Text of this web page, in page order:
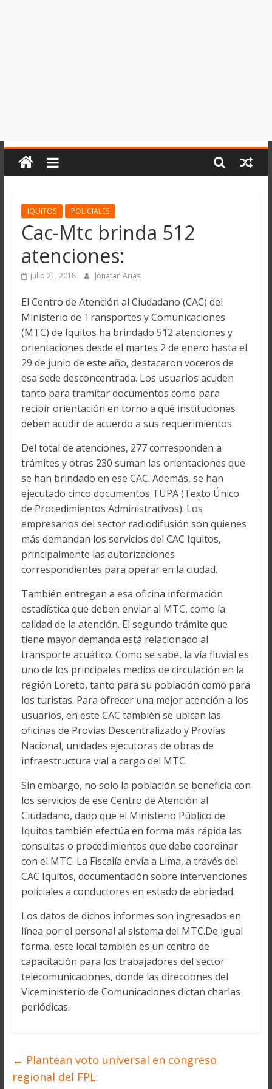
IQUITOS POLICIALES
Cac-Mtc brinda 512
atenciones:
julio 21, 2018 Jonatan Arias
El Centro de Atención al Ciudadano (CAC) del
Ministerio de Transportes y Comunicaciones
(MTC) de Iquitos ha brindado 512 atenciones y
orientaciones desde el martes 2 de enero hasta el
29 de junio de este año, destacaron voceros de
esa sede desconcentrada. Los usuarios acuden
tanto para tramitar documentos como para
recibir orientación en torno a qué instituciones
deben acudir de acuerdo a sus requerimientos.
Del total de atenciones, 277 corresponden a
trámites y otras 230 suman las orientaciones que
se han brindado en ese CAC. Además, se han
ejecutado cinco documentos TUPA (Texto Único
de Procedimientos Administrativos). Los
empresarios del sector radiodifusión son quienes
más demandan los servicios del CAC Iquitos,
principalmente las autorizaciones
correspondientes para operar en la ciudad.
También entregan a esa oficina información
estadística que deben enviar al MTC, como la
calidad de la atención. El segundo trámite que
tiene mayor demanda está relacionado al
transporte acuático. Como se sabe, la vía fluvial es
uno de los principales medios de circulación en la
región Loreto, tanto para su población como para
los turistas. Para ofrecer una mejor atención a los
usuarios, en este CAC también se ubican las
oficinas de Provías Descentralizado y Provías
Nacional, unidades ejecutoras de obras de
infraestructura vial a cargo del MTC.
Sin embargo, no solo la población se beneficia con
los servicios de ese Centro de Atención al
Ciudadano, dado que el Ministerio Público de
Iquitos también efectúa en forma más rápida las
consultas o procedimientos que debe coordinar
con el MTC. La Fiscalía envía a Lima, a través del
CAC Iquitos, documentación sobre intervenciones
policiales a conductores en estado de ebriedad.
Los datos de dichos informes son ingresados en
línea por el personal al sistema del MTC.De igual
forma, este local también es un centro de
capacitación para los trabajadores del sector
telecomunicaciones, donde las direcciones del
Viceministerio de Comunicaciones dictan charlas
periódicas.
← Plantean voto universal en congreso
regional del FPL: